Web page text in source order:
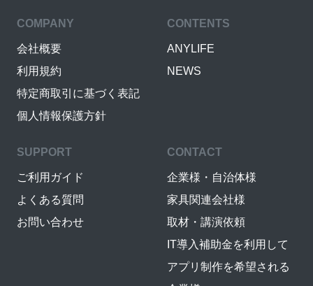
COMPANY
会社概要
利用規約
特定商取引に基づく表記
個人情報保護方針
CONTENTS
ANYLIFE
NEWS
SUPPORT
ご利用ガイド
よくある質問
お問い合わせ
CONTACT
企業様・自治体様
家具関連会社様
取材・講演依頼
IT導入補助金を利用して
アプリ制作を希望される